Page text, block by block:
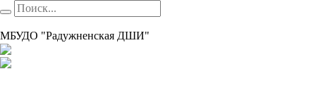
МБУДО "Радужненская ДШИ"